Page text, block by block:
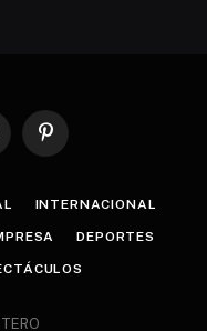
Pinterest
INTERNACIONAL
DEPORTES